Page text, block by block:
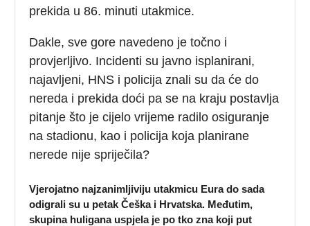
prekida u 86. minuti utakmice.
Dakle, sve gore navedeno je točno i
provjerljivo. Incidenti su javno isplanirani,
najavljeni, HNS i policija znali su da će do
nereda i prekida doći pa se na kraju postavlja
pitanje što je cijelo vrijeme radilo osiguranje
na stadionu, kao i policija koja planirane
nerede nije spriječila?
Vjerojatno najzanimljiviju utakmicu Eura do sada
odigrali su u petak Češka i Hrvatska. Međutim,
skupina huligana uspjela je po tko zna koji put